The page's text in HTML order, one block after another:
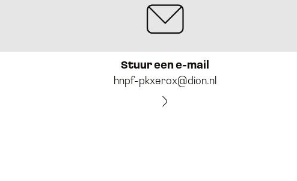
Stuur een e-mail
hnpf-pkxerox@dion.nl